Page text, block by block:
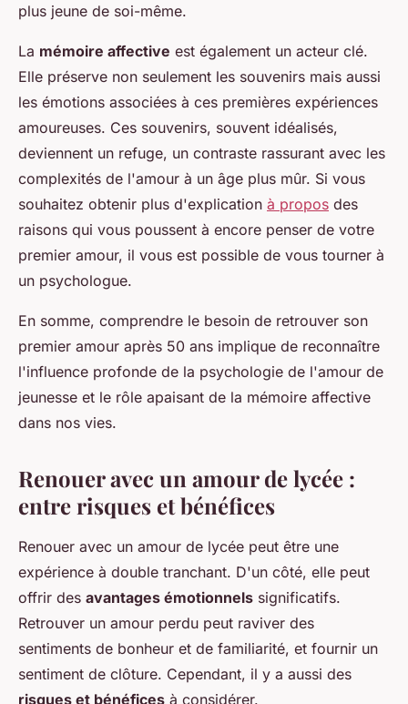
plus jeune de soi-même.
La mémoire affective est également un acteur clé.
Elle préserve non seulement les souvenirs mais aussi
les émotions associées à ces premières expériences
amoureuses. Ces souvenirs, souvent idéalisés,
deviennent un refuge, un contraste rassurant avec les
complexités de l'amour à un âge plus mûr. Si vous
souhaitez obtenir plus d'explication à propos des
raisons qui vous poussent à encore penser de votre
premier amour, il vous est possible de vous tourner à
un psychologue.
En somme, comprendre le besoin de retrouver son
premier amour après 50 ans implique de reconnaître
l'influence profonde de la psychologie de l'amour de
jeunesse et le rôle apaisant de la mémoire affective
dans nos vies.
Renouer avec un amour de lycée :
entre risques et bénéfices
Renouer avec un amour de lycée peut être une
expérience à double tranchant. D'un côté, elle peut
offrir des avantages émotionnels significatifs.
Retrouver un amour perdu peut raviver des
sentiments de bonheur et de familiarité, et fournir un
sentiment de clôture. Cependant, il y a aussi des
risques et bénéfices à considérer.